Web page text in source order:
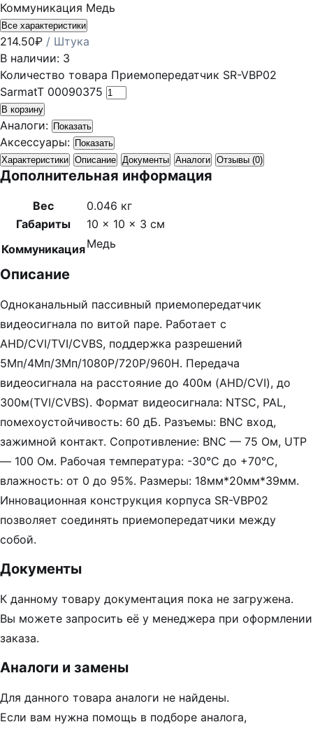
Коммуникация Медь
Все характеристики
214.50₽ / Штука
В наличии: 3
Количество товара Приемопередатчик SR-VBP02
SarmatT 00090375
В корзину
Аналоги: Показать
Аксессуары: Показать
Характеристики Описание Документы Аналоги Отзывы (0)
Дополнительная информация
Вес
0.046 кг
Габариты
10 × 10 × 3 см
КоммуникацияМедь
Описание
Одноканальный пассивный приемопередатчик
видеосигнала по витой паре. Работает с
AHD/CVI/TVI/CVBS, поддержка разрешений
5Мп/4Мп/3Мп/1080Р/720Р/960H. Передача
видеосигнала на расстояние до 400м (AHD/CVI), до
300м(TVI/CVBS). Формат видеосигнала: NTSC, PAL,
помехоустойчивость: 60 дБ. Разъемы: BNC вход,
зажимной контакт. Сопротивление: BNC — 75 Oм, UTP
— 100 Ом. Рабочая температура: -30°C до +70°C,
влажность: от 0 до 95%. Размеры: 18мм*20мм*39мм.
Инновационная конструкция корпуса SR-VBP02
позволяет соединять приемопередатчики между
собой.
Документы
К данному товару документация пока не загружена.
Вы можете запросить её у менеджера при оформлении
заказа.
Аналоги и замены
Для данного товара аналоги не найдены.
Если вам нужна помощь в подборе аналога,